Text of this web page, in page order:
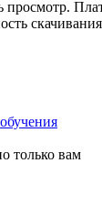
просмотр.
только вам